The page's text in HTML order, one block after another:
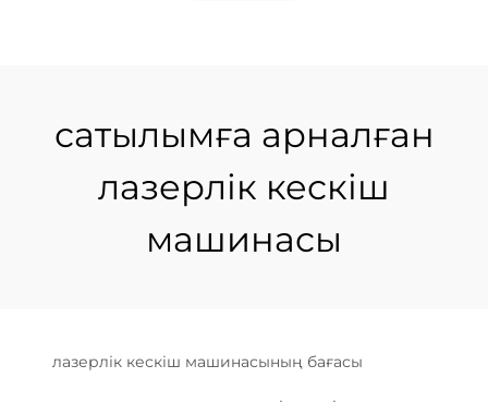
сатылымға арналған
лазерлік кескіш
машинасы
лазерлік кескіш машинасының бағасы